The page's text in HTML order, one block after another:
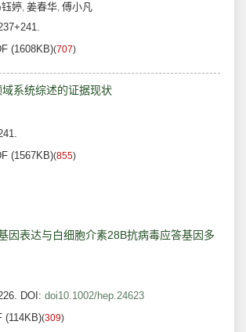
婷, 姜春华, 傅小凡
(1608KB)(707)
系统综述的证据现状
(1567KB)(855)
因表达与白细胞介素28B抗病毒应答基因多
DOI: doi10.1002/hep.24623
(114KB)(309)